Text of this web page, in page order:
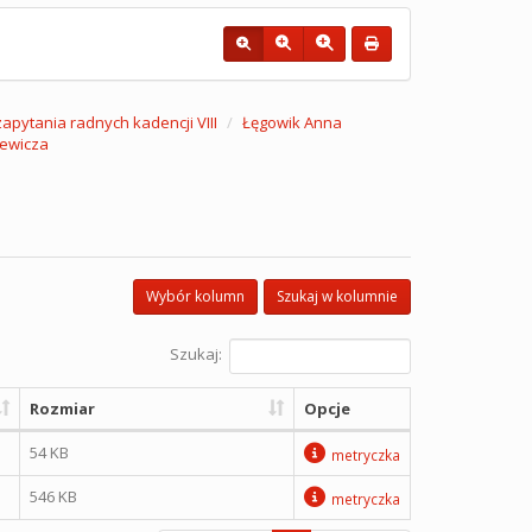
radnych kadencji VIII
Łęgowik Anna
Szukaj w kolumnie
Wybór kolumn
Szukaj:
Rozmiar Opcje
54 KB metryczka
546 KB metryczka